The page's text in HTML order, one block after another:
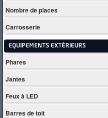
Nombre de places
Carrosserie
EQUIPEMENTS EXTÈRIEURS
Phares
Jantes
Feux à LED
Barres de toit